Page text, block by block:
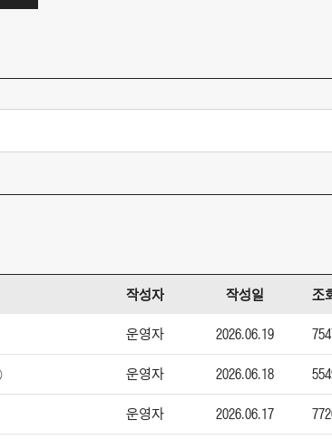
작성자 작성일 조
운영자 2026.06.19
운영자 2026.06.18
운영자 2026.06.17